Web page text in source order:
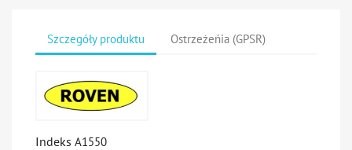
Szczegóły produktu Ostrzeżeńia (GPSR)
Indeks A1550